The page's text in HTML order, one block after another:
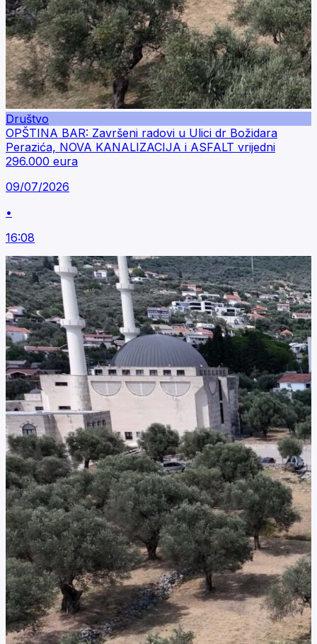
Društvo
OPŠTINA BAR: Završeni radovi u Ulici dr Božidara
Perazića, NOVA KANALIZACIJA i ASFALT vrijedni
296.000 eura
09/07/2026
•
16:08